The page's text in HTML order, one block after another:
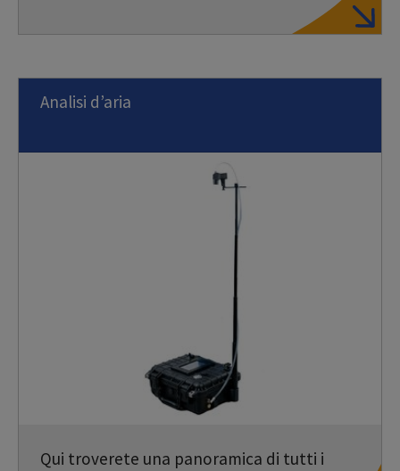
Analisi d’aria
Qui troverete una panoramica di tutti i